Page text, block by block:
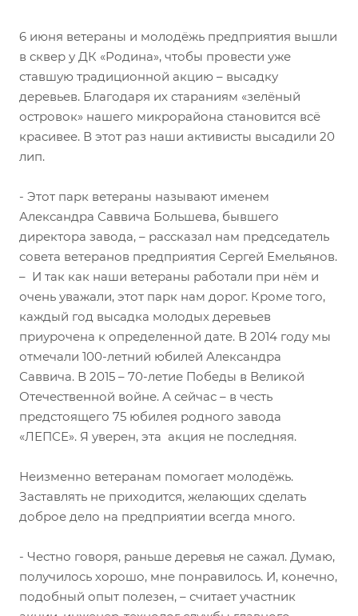
6 июня ветераны и молодёжь предприятия вышли
в сквер у ДК «Родина», чтобы провести уже
ставшую традиционной акцию – высадку
деревьев. Благодаря их стараниям «зелёный
островок» нашего микрорайона становится всё
красивее. В этот раз наши активисты высадили 20
лип.
- Этот парк ветераны называют именем
Александра Саввича Большева, бывшего
директора завода, – рассказал нам председатель
совета ветеранов предприятия Сергей Емельянов.
– И так как наши ветераны работали при нём и
очень уважали, этот парк нам дорог. Кроме того,
каждый год высадка молодых деревьев
приурочена к определенной дате. В 2014 году мы
отмечали 100-летний юбилей Александра
Саввича. В 2015 – 70-летие Победы в Великой
Отечественной войне. А сейчас – в честь
предстоящего 75 юбилея родного завода
«ЛЕПСЕ». Я уверен, эта акция не последняя.
Неизменно ветеранам помогает молодёжь.
Заставлять не приходится, желающих сделать
доброе дело на предприятии всегда много.
- Честно говоря, раньше деревья не сажал. Думаю,
получилось хорошо, мне понравилось. И, конечно,
подобный опыт полезен, – считает участник